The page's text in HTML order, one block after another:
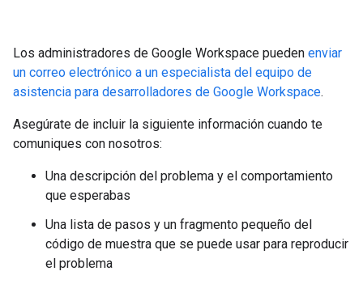
Los administradores de Google Workspace pueden enviar
un correo electrónico a un especialista del equipo de
asistencia para desarrolladores de Google Workspace.
Asegúrate de incluir la siguiente información cuando te
comuniques con nosotros:
Una descripción del problema y el comportamiento
que esperabas
Una lista de pasos y un fragmento pequeño del
código de muestra que se puede usar para reproducir
el problema